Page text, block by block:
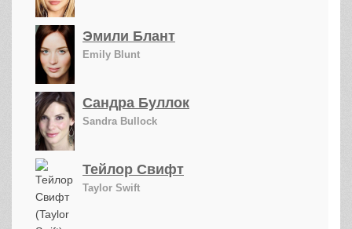
Эмили Блант
Emily Blunt
Сандра Буллок
Sandra Bullock
Тейлор Свифт
Taylor Swift